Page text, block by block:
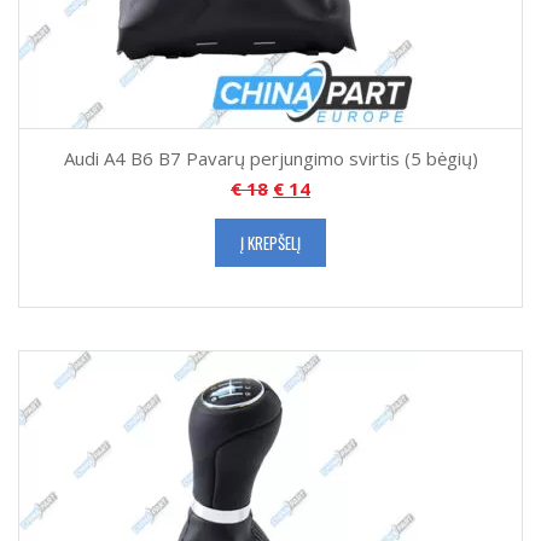
Audi A4 B6 B7 Pavarų perjungimo svirtis (5 bėgių)
€18 € 14
Į KREPŠELĮ